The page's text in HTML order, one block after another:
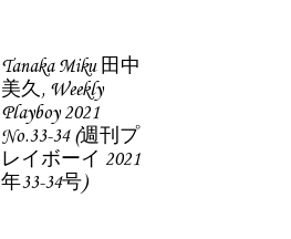
Tanaka Miku 田中
美久, Weekly
Playboy 2021
No.33-34 (週刊プ
レイボーイ 2021
年33-34号)